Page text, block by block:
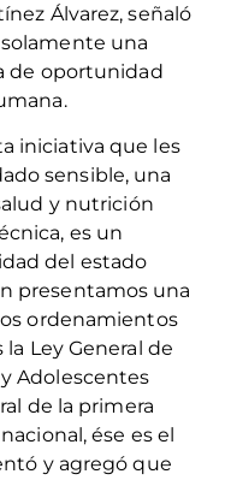
Álvarez, señaló
una
de oportunidad
iniciativa que les
sensible, una
y nutrición
es un
del estado
presentamos una
ordenamientos
Ley General de
Adolescentes
de la primera
ése es el
y agregó que